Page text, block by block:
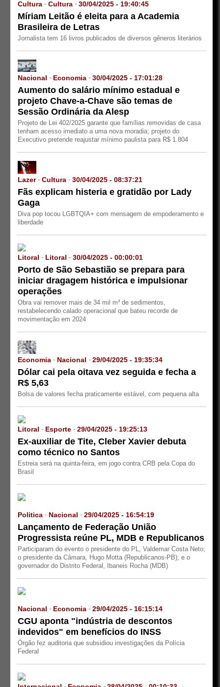
Cultura-Cultura-30/04/2025 - 19:40:45
Míriam Leitão é eleita para a Academia
Brasileira de Letras
Jornalista tem 16 livros publicados de diversos gêneros literários
Nacional- Economia-30/04/2025 - 17:01:28
Aumento do salário mínimo estadual e
projeto Chave-a-Chave são temas de
Sessão Ordinária da Alesp
Projeto de Lei 402/2025 garante que famílias removidas de casa
tenham acesso imediato a uma nova moradia; projeto do
Executivo pretende reajustar mínimo paulista para R$ 1.804
Lazer-Cultura-30/04/2025 - 08:37:21
Fãs explicam histeria e gratidão por Lady
Gaga
Diva pop tocou LGBTQIA+ com mensagem de empoderamento e
liberdade
Litoral- Litoral-30/04/2025 - 00:00:01
Porto de São Sebastião se prepara para
iniciar dragagem histórica e impulsionar
operações
Obra vai remover mais de 34 mil m³ de sedimentos,
restabelecendo calado operacional que bateu recorde de
movimentação em 2024
Economia- Nacional-29/04/2025 - 19:35:34
Dólar cai pela oitava vez seguida e fecha a
R$ 5,63
Bolsa de valores fecha praticamente estável, com pequena alta
Litoral- Esporte-29/04/2025 - 19:25:13
Ex-auxiliar de Tite, Cleber Xavier debuta
como técnico no Santos
Estreia será na quinta-feira, em jogo contra CRB pela Copa do
Brasil
Politica- Nacional-29/04/2025 - 16:54:19
Lançamento de Federação União
Progressista reúne PL, MDB e Republicanos
Participaram do evento o presidente do PL, Valdemar Costa Neto;
o presidente da Câmara, Hugo Motta (Republicanos-PB); e o
governador do Distrito Federal, Ibaneis Rocha (MDB)
Nacional- Economia-29/04/2025 - 16:15:14
CGU aponta "indústria de descontos
indevidos" em benefícios do INSS
Órgão fez auditoria que subsidiou investigações da Polícia
Federal